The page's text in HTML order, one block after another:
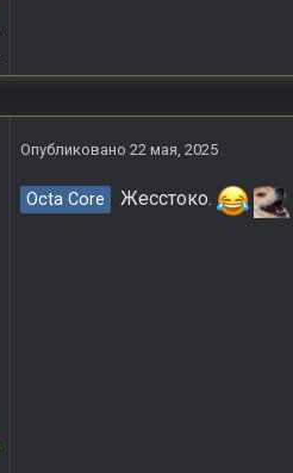
Опубликовано 22 мая, 2025
Octa Core Жесстоко.